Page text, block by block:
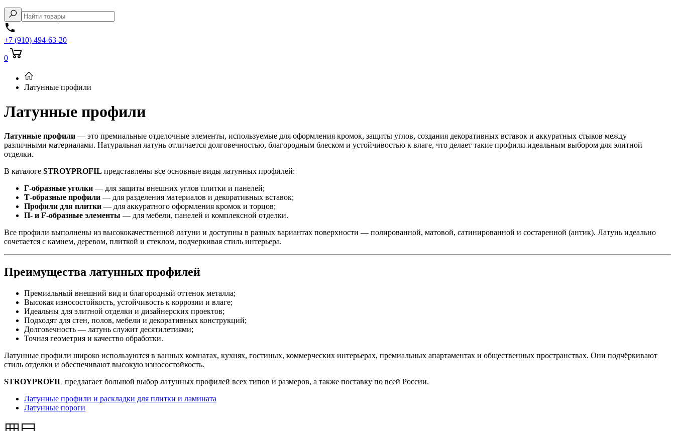
+7 (910) 494-63-20
0
Латунные профили
Латунные профили
Латунные профили — это премиальные отделочные элементы, используемые для оформления кромок, защиты углов, создания декоративных вставок и аккуратных стыков между
различными материалами. Натуральная латунь отличается долговечностью, благородным блеском и устойчивостью к влаге, что делает такие профили идеальным выбором для элитной
отделки.
В каталоге STROYPROFIL представлены все основные виды латунных профилей:
Г-образные уголки — для защиты внешних углов плитки и панелей;
Т-образные профили — для разделения материалов и декоративных вставок;
Профили для плитки — для аккуратного оформления кромок и торцов;
П- и F-образные элементы — для мебели, панелей и комплексной отделки.
Все профили выполнены из высококачественной латуни и доступны в разных вариантах поверхности — полированной, матовой, сатинированной и состаренной (антик). Латунь идеально
сочетается с камнем, деревом, плиткой и стеклом, подчеркивая стиль интерьера.
Преимущества латунных профилей
Премиальный внешний вид и благородный оттенок металла;
Высокая износостойкость, устойчивость к коррозии и влаге;
Идеальны для элитной отделки и дизайнерских проектов;
Подходят для стен, полов, мебели и декоративных конструкций;
Долговечность — латунь служит десятилетиями;
Точная геометрия и качество обработки.
Латунные профили широко используются в ванных комнатах, кухнях, гостиных, коммерческих интерьерах, премиальных апартаментах и общественных пространствах. Они подчёркивают
стиль отделки и обеспечивают высокую износостойкость.
STROYPROFIL предлагает большой выбор латунных профилей всех типов и размеров, а также поставку по всей России.
Латунные профили и раскладки для плитки и ламината
Латунные пороги